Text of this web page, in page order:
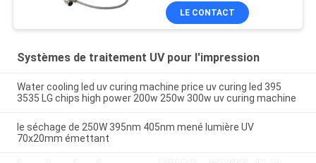
LE CONTACT
Systèmes de traitement UV pour l'impression
Water cooling led uv curing machine price uv curing led 395
3535 LG chips high power 200w 250w 300w uv curing machine
le séchage de 250W 395nm 405nm mené lumière UV
70x20mm émettant